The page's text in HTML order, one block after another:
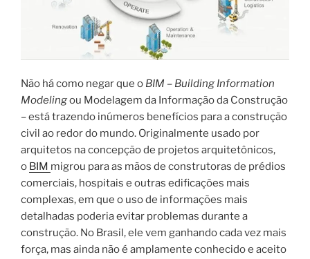
Não há como negar que o BIM – Building Information
Modelingou Modelagem da Informação da Construção
– está trazendo inúmeros benefícios para a construção
civil ao redor do mundo. Originalmente usado por
arquitetos na concepção de projetos arquitetônicos,
o BIM migrou para as mãos de construtoras de prédios
comerciais, hospitais e outras edificações mais
complexas, em que o uso de informações mais
detalhadas poderia evitar problemas durante a
construção. No Brasil, ele vem ganhando cada vez mais
força, mas ainda não é amplamente conhecido e aceito